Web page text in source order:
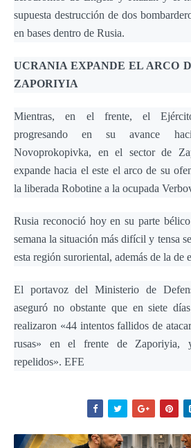
supuesta destrucción de dos
en bases dentro de Rusia.
UCRANIA EXPANDE EL ARCO
ZAPORIYIA
Mientras, en el frente, el
progresando en su avance
Novoprokopivka, en el sector de
expande hacia el este el arco de su
la liberada Robotine a la ocupada
Rusia reconoció hoy en su parte
semana la situación más difícil y tensa
esta región suroriental, además de la de
El portavoz del Ministerio de
aseguró no obstante que en siete
realizaron «44 intentos fallidos de
rusas» en el frente de Zaporiyia,
repelidos». EFE